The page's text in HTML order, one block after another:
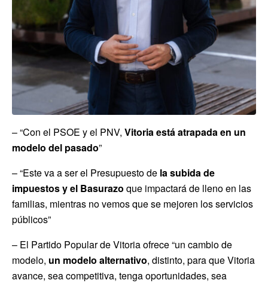
– “Con el PSOE y el PNV, Vitoria está atrapada en un
modelo del pasado”
– “Este va a ser el Presupuesto de la subida de
impuestos y el Basurazo que impactará de lleno en las
familias, mientras no vemos que se mejoren los servicios
públicos”
– El Partido Popular de Vitoria ofrece “un cambio de
modelo, un modelo alternativo, distinto, para que Vitoria
avance, sea competitiva, tenga oportunidades, sea